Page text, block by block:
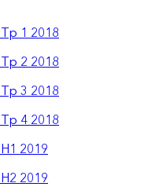
1 2018
2 2018
3 2018
4 2018
2019
2019